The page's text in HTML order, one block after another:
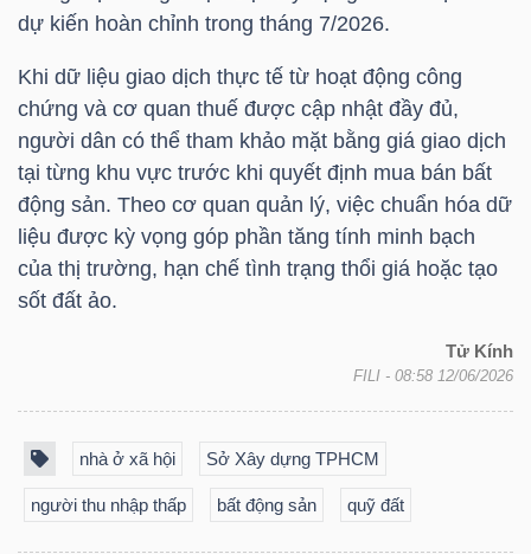
dự kiến hoàn chỉnh trong tháng 7/2026.
Khi dữ liệu giao dịch thực tế từ hoạt động công
chứng và cơ quan thuế được cập nhật đầy đủ,
người dân có thể tham khảo mặt bằng giá giao dịch
tại từng khu vực trước khi quyết định mua bán bất
động sản. Theo cơ quan quản lý, việc chuẩn hóa dữ
liệu được kỳ vọng góp phần tăng tính minh bạch
của thị trường, hạn chế tình trạng thổi giá hoặc tạo
sốt đất ảo.
Tử Kính
FILI - 08:58 12/06/2026
nhà ở xã hội Sở Xây dựng TPHCM
người thu nhập thấp bất động sản quỹ đất
DỊCH
THÔNG
TIỆN
ÍCH
SẢN